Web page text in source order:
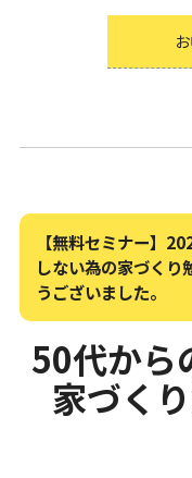
【無料セミナー】
しない為の家づく
うございました。
50代から
家づく